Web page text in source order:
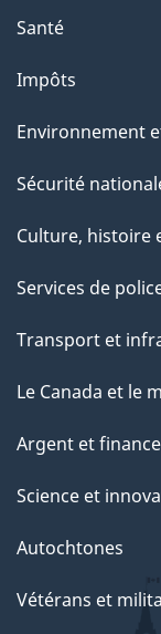
Santé
Impôts
Environnement
Sécurité
Culture, histoire
Services de
Transport et
Le Canada et le
Argent et
Science et
Autochtones
Vétérans et